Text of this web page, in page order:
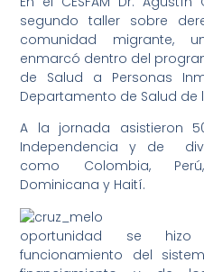
segundo taller sobre
comunidad migrante,
enmarcó dentro del
de Salud a Personas
Departamento de Salud de
A la jornada asistieron
Independencia y de
como Colombia,
Dominicana y Haití.
oportunidad se
funcionamiento del